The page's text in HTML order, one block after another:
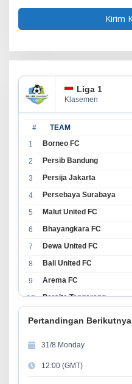
Liga 1
Klasemen
# TEAM
1 Borneo FC
2
Persib Bandung
3
Persija Jakarta
4
Persebaya Surabaya
5
Malut United FC
6
Bhayangkara FC
7
Dewa United FC
8
Bali United FC
9
Arema FC
10
Persita Tangerang
13
Persijap Jepara
14
Madura United FC
Pertandingan Berikutnya
31/8 Monday
12:00 (GMT)